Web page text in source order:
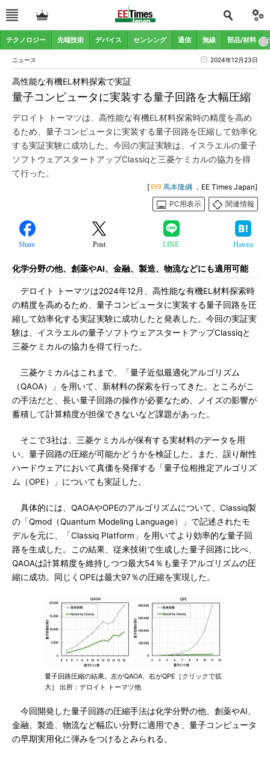
テクノロジー 先端技術 デバイス センシング 通信 無線 部品/材料
ニュース 2024年12月23日
量子コンピュータに実装する量子回路を大幅圧縮
高性能な有機EL材料探索で実証
デロイト トーマツは、高性能な有機EL材料探索時の精度を高め
るため、量子コンピュータに実装する量子回路を圧縮して効率化
する実証実験に成功した。今回の実証実験は、イスラエルの量子
ソフトウェアスタートアップClassiqと三菱ケミカルの協力を得
て行った。
[ 馬本隆綱 ，EE Times Japan]
PC用表示
関連情報
Share Post LINE Hatena
化学分野の他、創薬やAI、金融、製造、物流などにも適用可能
デロイト トーマツは2024年12月、高性能な有機EL材料探索時
の精度を高めるため、量子コンピュータに実装する量子回路を圧
縮して効率化する実証実験に成功したと発表した。今回の実証実
験は、イスラエルの量子ソフトウェアスタートアップClassiqと
三菱ケミカルの協力を得て行った。
三菱ケミカルはこれまで、「量子近似最適化アルゴリズム
（QAOA）」を用いて、新材料の探索を行ってきた。ところがこ
の手法だと、長い量子回路の操作が必要なため、ノイズの影響が
蓄積して計算精度が担保できないなど課題があった。
そこで3社は、三菱ケミカルが保有する実材料のデータを用
い、量子回路の圧縮が可能かどうかを検証した。また、誤り耐性
ハードウェアにおいて真価を発揮する「量子位相推定アルゴリズ
ム（OPE）」についても実証した。
具体的には、QAOAやOPEのアルゴリズムについて、Classiq製
の「Qmod（Quantum Modeling Language）」で記述されたモ
デルを元に、「Classiq Platform」を用いてより効率的な量子回
路を生成した。この結果、従来技術で生成した量子回路に比べ、
QAOAは計算精度を維持しつつ最大54％も量子アルゴリズムの圧
縮に成功。同じくOPEは最大97％の圧縮を実現した。
量子回路圧縮の結果。左がQAOA、右がQPE［クリックで拡
大］ 出所：デロイト トーマツ他
今回開発した量子回路の圧縮手法は化学分野の他、創薬やAI、
金融、製造、物流など幅広い分野に適用でき、量子コンピュータ
の早期実用化に弾みをつけるとみられる。